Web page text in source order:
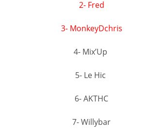
2- Fred
3- MonkeyDchris
4- Mix’Up
5- Le Hic
6- AKTHC
7- Willybar